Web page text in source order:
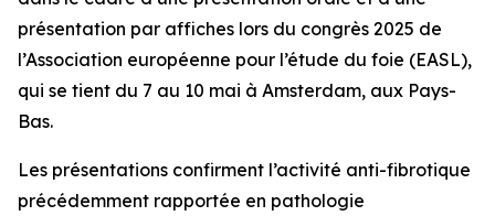
présentation par affiches lors du congrès 2025 de
l’Association européenne pour l’étude du foie (EASL),
qui se tient du 7 au 10 mai à Amsterdam, aux Pays-
Bas.
Les présentations confirment l’activité anti-fibrotique
précédemment rapportée en pathologie